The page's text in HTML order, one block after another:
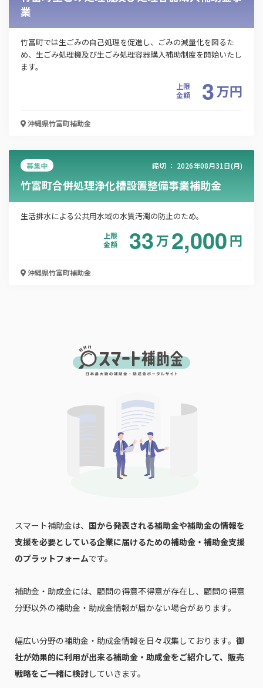
「PDF資料ダウンロード」ボタンを押下した時点
で本サービスの利用規約に同意したものとみなさ
れます。
業
竹富町では生ごみの自己処理を促進し、ごみの減量化を図るた
め、生ごみ処理機及び生ごみ処理容器購入補助制度を開始いたし
ます。
上限
金額
3万円
沖縄県竹富町補助金
募集中 締切 ： 2026年08月31日(月)
竹富町合併処理浄化槽設置整備事業補助金
生活排水による公共用水域の水質汚濁の防止のため。
上限
金額
33万2,000円
沖縄県竹富町補助金
スマート補助金は、 国から発表される補助金や補助金の情報を
支援を必要としている企業に届けるための補助金・補助金支援
のプラットフォームです。
補助金・助成金には、顧問の得意不得意が存在し、顧問の得意
分野以外の補助金・助成金情報が届かない場合があります。
幅広い分野の補助金・助成金情報を日々収集しております。 御
社が効果的に利用が出来る補助金・助成金をご紹介して、販売
戦略をご一緒に検討していきます。